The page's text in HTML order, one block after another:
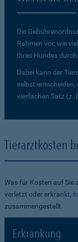
Die
Rahmen vor, wie
Ihres Hundes
Dabei kann der
selbst
vierfachen Satz (z.
Tierarztkosten
Was für Kosten auf Sie
verletzt oder erkrankt,
zusammengestellt.
Erkrankung